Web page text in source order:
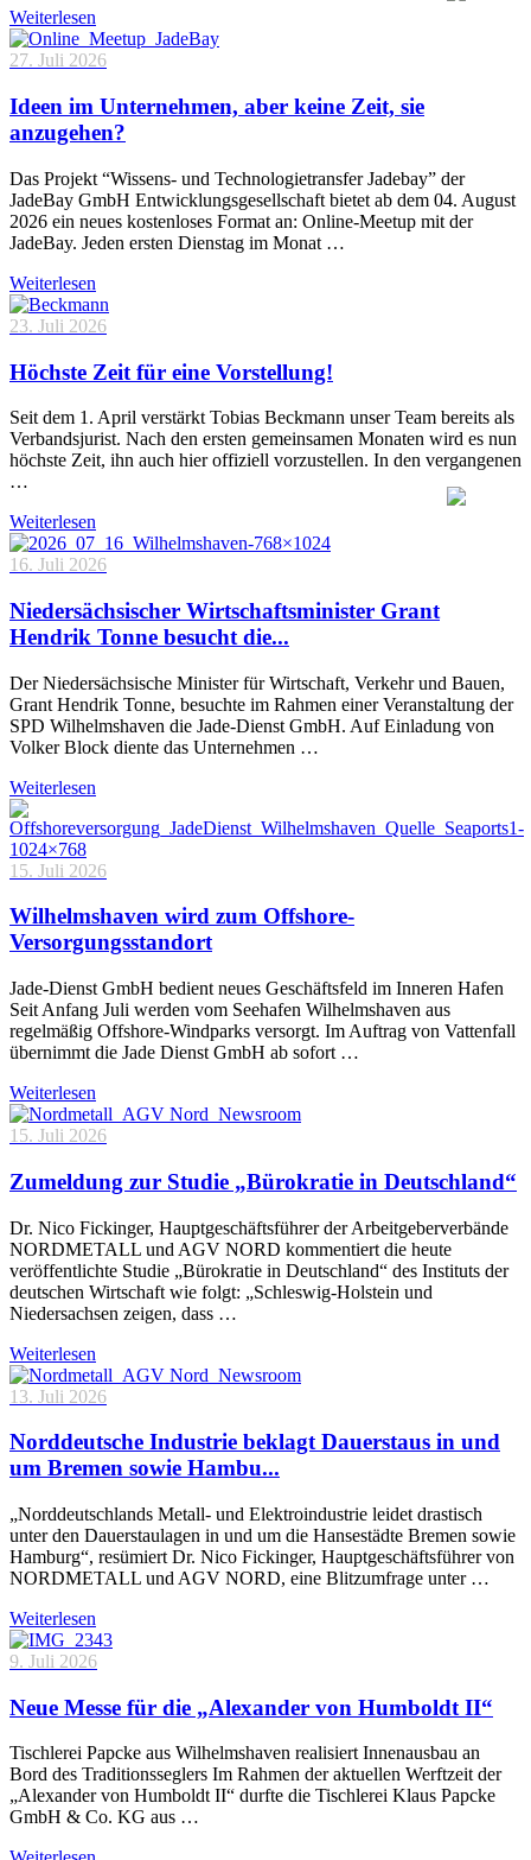
Weiterlesen
27. Juli 2026
Ideen im Unternehmen, aber keine Zeit, sie
anzugehen?
Das Projekt “Wissens- und Technologietransfer Jadebay” der
JadeBay GmbH Entwicklungsgesellschaft bietet ab dem 04. August
2026 ein neues kostenloses Format an: Online-Meetup mit der
JadeBay. Jeden ersten Dienstag im Monat …
Weiterlesen
23. Juli 2026
Höchste Zeit für eine Vorstellung!
Seit dem 1. April verstärkt Tobias Beckmann unser Team bereits als
Verbandsjurist. Nach den ersten gemeinsamen Monaten wird es nun
höchste Zeit, ihn auch hier offiziell vorzustellen. In den vergangenen
…
Weiterlesen
16. Juli 2026
Niedersächsischer Wirtschaftsminister Grant
Hendrik Tonne besucht die...
Der Niedersächsische Minister für Wirtschaft, Verkehr und Bauen,
Grant Hendrik Tonne, besuchte im Rahmen einer Veranstaltung der
SPD Wilhelmshaven die Jade-Dienst GmbH. Auf Einladung von
Volker Block diente das Unternehmen …
Weiterlesen
15. Juli 2026
Wilhelmshaven wird zum Offshore-
Versorgungsstandort
Jade-Dienst GmbH bedient neues Geschäftsfeld im Inneren Hafen
Seit Anfang Juli werden vom Seehafen Wilhelmshaven aus
regelmäßig Offshore-Windparks versorgt. Im Auftrag von Vattenfall
übernimmt die Jade Dienst GmbH ab sofort …
Weiterlesen
15. Juli 2026
Zumeldung zur Studie „Bürokratie in Deutschland“
Dr. Nico Fickinger, Hauptgeschäftsführer der Arbeitgeberverbände
NORDMETALL und AGV NORD kommentiert die heute
veröffentlichte Studie „Bürokratie in Deutschland“ des Instituts der
deutschen Wirtschaft wie folgt: „Schleswig-Holstein und
Niedersachsen zeigen, dass …
Weiterlesen
13. Juli 2026
Norddeutsche Industrie beklagt Dauerstaus in und
um Bremen sowie Hambu...
„Norddeutschlands Metall- und Elektroindustrie leidet drastisch
unter den Dauerstaulagen in und um die Hansestädte Bremen sowie
Hamburg“, resümiert Dr. Nico Fickinger, Hauptgeschäftsführer von
NORDMETALL und AGV NORD, eine Blitzumfrage unter …
Weiterlesen
9. Juli 2026
Neue Messe für die „Alexander von Humboldt II“
Tischlerei Papcke aus Wilhelmshaven realisiert Innenausbau an
Bord des Traditionsseglers Im Rahmen der aktuellen Werftzeit der
„Alexander von Humboldt II“ durfte die Tischlerei Klaus Papcke
GmbH & Co. KG aus …